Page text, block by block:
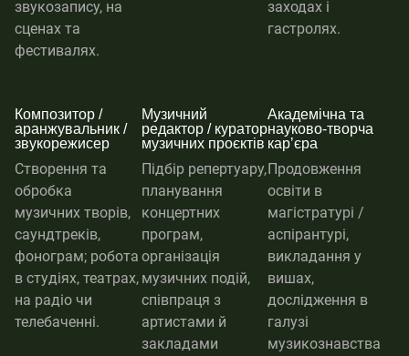
звукозапису, на
сценах та
фестивалях.
заходах і
гастролях.
Композитор /
аранжувальник /
звукорежисер
Створення та
обробка
музичних творів,
саундтреків,
фонограм; робота
в студіях, театрах,
на радіо чи
телебаченні.
Музичний
редактор / куратор
музичних проєктів
Підбір репертуару,
планування
концертних
програм,
організація
музичних подій,
співпраця з
артистами й
закладами
Академічна та
науково-творча
карʼєра
Продовження
освіти в
магістратурі /
аспірантурі,
викладання у
вишах,
дослідження в
галузі
музикознавства